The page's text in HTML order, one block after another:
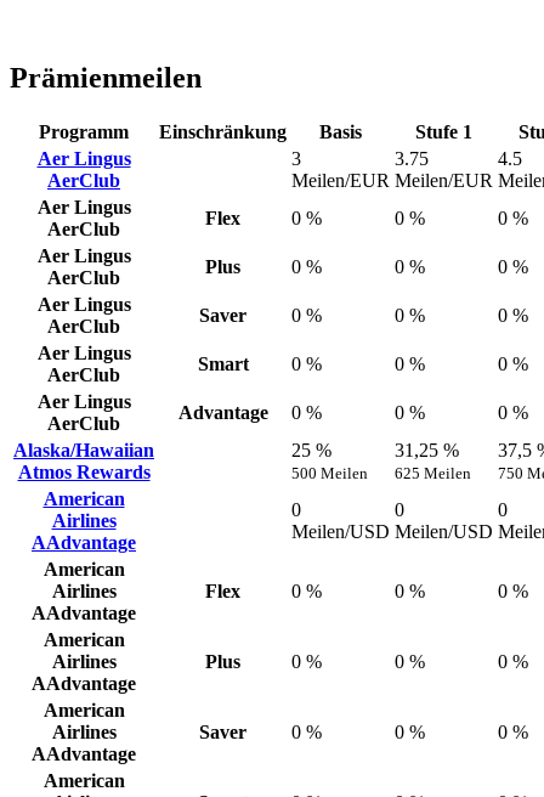
Prämienmeilen
Programm Einschränkung Basis Stufe 1
Aer Lingus
AerClub
3
Meilen/EUR
3.75
Meilen/EUR
4.5
Aer Lingus
AerClub
Flex 0 % 0 %
0 %
Aer Lingus
AerClub
Plus 0 % 0 %
0 %
Aer Lingus
AerClub
Saver 0 % 0 %
0 %
Aer Lingus
AerClub
Smart 0 % 0 %
0 %
Aer Lingus
AerClub
Advantage 0 % 0 %
0 %
Alaska/Hawaiian
Atmos Rewards
25 %
500 Meilen
31,25 %
625 Meilen
37,5
750
American
Airlines
AAdvantage
0
Meilen/USD
0
Meilen/USD
0
American
Airlines
AAdvantage
Flex 0 % 0 % 0 %
American
Airlines
AAdvantage
Plus 0 % 0 % 0 %
American
Airlines
AAdvantage
Saver 0 % 0 % 0 %
American